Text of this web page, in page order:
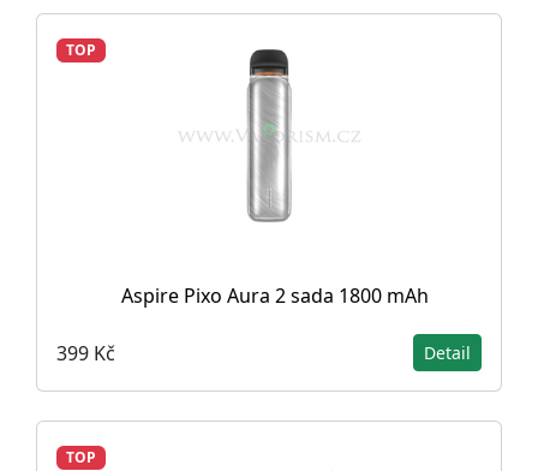
TOP
Aspire Pixo Aura 2 sada 1800 mAh
399 Kč Detail
TOP